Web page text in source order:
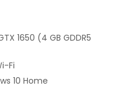
1650 (4 GB GDDR5
Fi
10 Home